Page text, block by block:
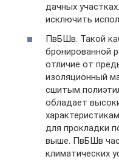
дачных
исключить
ПвБШв. Такой
бронированной
отличие от
изоляционный
сшитым
обладает
для прокладки
выше. ПвБШв
климатических